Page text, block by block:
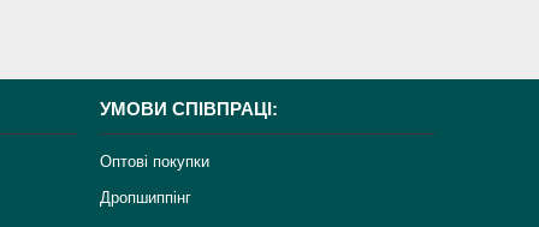
УМОВИ СПІВПРАЦІ:
Оптові покупки
Дропшиппінг